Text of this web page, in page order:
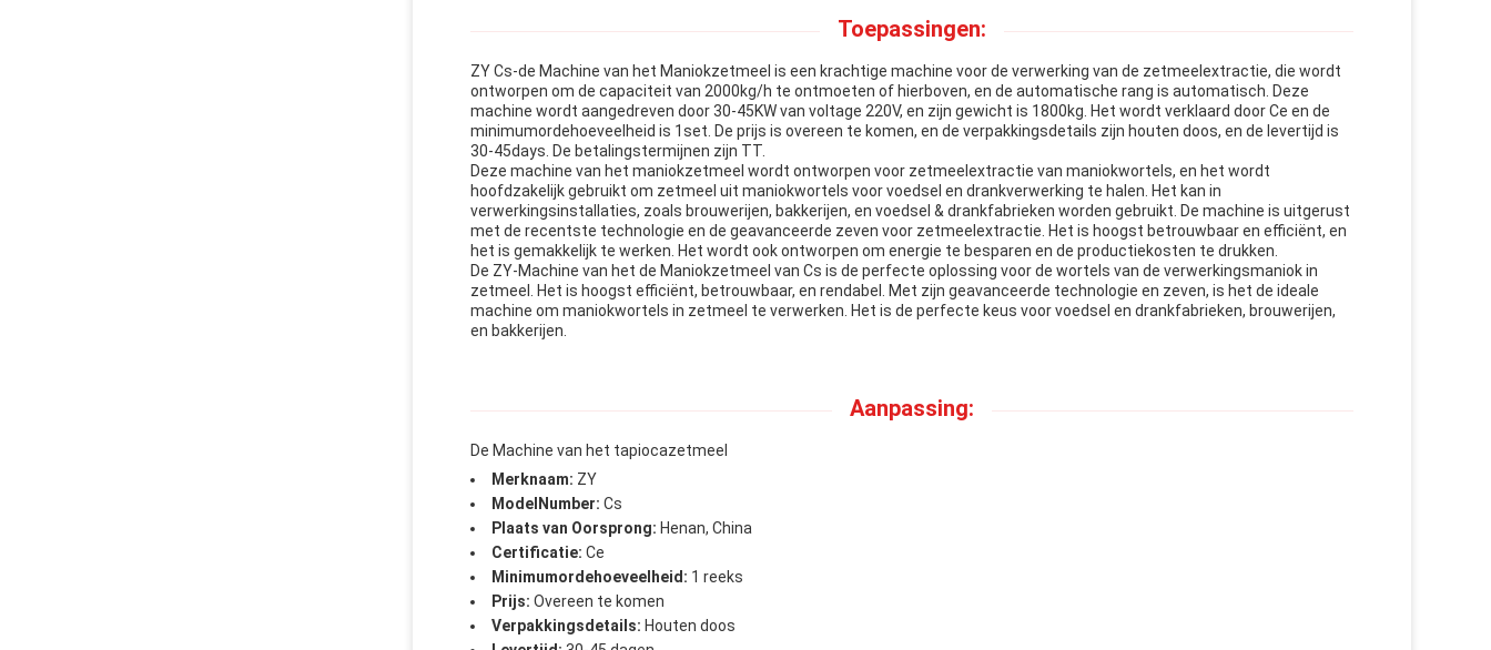
Toepassingen:
ZY Cs-de Machine van het Maniokzetmeel is een krachtige machine voor de verwerking van de zetmeelextractie, die wordt
ontworpen om de capaciteit van 2000kg/h te ontmoeten of hierboven, en de automatische rang is automatisch. Deze
machine wordt aangedreven door 30-45KW van voltage 220V, en zijn gewicht is 1800kg. Het wordt verklaard door Ce en de
minimumordehoeveelheid is 1set. De prijs is overeen te komen, en de verpakkingsdetails zijn houten doos, en de levertijd is
30-45days. De betalingstermijnen zijn TT.
Deze machine van het maniokzetmeel wordt ontworpen voor zetmeelextractie van maniokwortels, en het wordt
hoofdzakelijk gebruikt om zetmeel uit maniokwortels voor voedsel en drankverwerking te halen. Het kan in
verwerkingsinstallaties, zoals brouwerijen, bakkerijen, en voedsel & drankfabrieken worden gebruikt. De machine is uitgerust
met de recentste technologie en de geavanceerde zeven voor zetmeelextractie. Het is hoogst betrouwbaar en efficiënt, en
het is gemakkelijk te werken. Het wordt ook ontworpen om energie te besparen en de productiekosten te drukken.
De ZY-Machine van het de Maniokzetmeel van Cs is de perfecte oplossing voor de wortels van de verwerkingsmaniok in
zetmeel. Het is hoogst efficiënt, betrouwbaar, en rendabel. Met zijn geavanceerde technologie en zeven, is het de ideale
machine om maniokwortels in zetmeel te verwerken. Het is de perfecte keus voor voedsel en drankfabrieken, brouwerijen,
en bakkerijen.
Aanpassing:
De Machine van het tapiocazetmeel
Merknaam: ZY
ModelNumber: Cs
Plaats van Oorsprong: Henan, China
Certificatie: Ce
Minimumordehoeveelheid: 1 reeks
Prijs: Overeen te komen
Verpakkingsdetails: Houten doos